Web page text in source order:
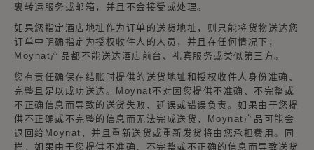
裹转运服务或邮箱，并且不会接受或处理。
如果您指定酒店地址作为订单的送货地址，则只能将货物送达您
订单中明确指定为授权收件人的人员，并且在任何情况下，
Moynat产品都不能送达酒店前台、礼宾服务或类似第三方。
您有责任确保在结账时提供的送货地址和授权收件人身份准确、
完整且足以成功送达。Moynat不对因您提供不准确、不完整或
不正确信息而导致的送货失败、延误或错误负责。如果由于您提
供不正确或不完整的信息而无法完成送货，Moynat产品可能会
退回给Moynat，并且重新送货或重新发货将由您承担费用。同
样，如果由于您提供不准确、不完整或不正确的信息而导致送货